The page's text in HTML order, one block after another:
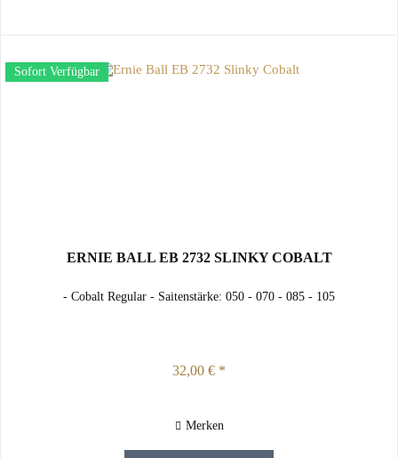
Sofort Verfügbar
ERNIE BALL EB 2732 SLINKY COBALT
- Cobalt Regular - Saitenstärke: 050 - 070 - 085 - 105
32,00 € *
Merken